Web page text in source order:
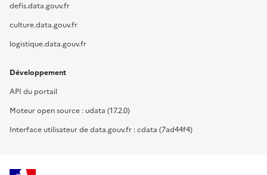
defis.data.gouv.fr
culture.data.gouv.fr
logistique.data.gouv.fr
Développement
API du portail
Moteur open source : udata (17.2.0)
Interface utilisateur de data.gouv.fr : cdata (7ad44f4)